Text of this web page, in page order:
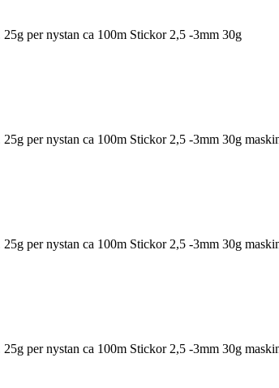
per nystan ca 100m Stickor 2,5 -3mm 30g
per nystan ca 100m Stickor 2,5 -3mm 30g
per nystan ca 100m Stickor 2,5 -3mm 30g
per nystan ca 100m Stickor 2,5 -3mm 30g